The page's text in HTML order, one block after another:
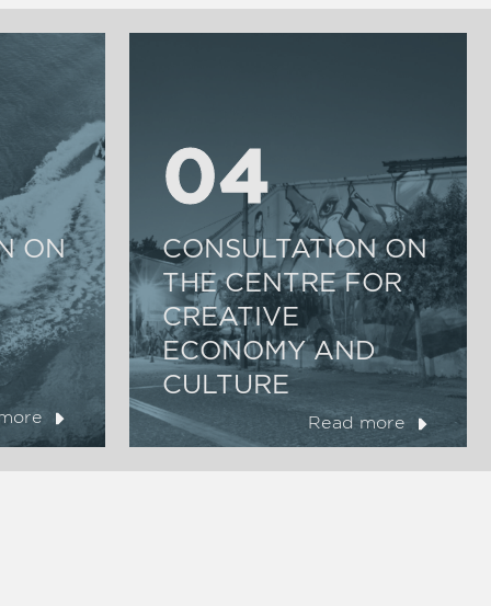
ON
04
04
CONSULTATION ON
THE CENTRE FOR
CREATIVE
ECONOMY AND
CULTURE
Read more